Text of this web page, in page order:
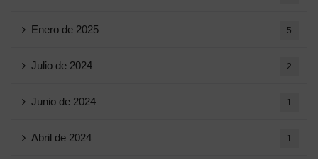
Enero de 2025 5
Julio de 2024 2
Junio ​​de 2024 1
Abril de 2024 1